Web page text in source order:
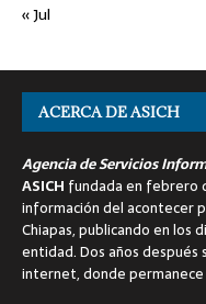
« Jul
ACERCA DE ASICH
Agencia de Servicios
ASICH fundada en febrero
información del acontecer
Chiapas, publicando en los
entidad. Dos años
internet, donde